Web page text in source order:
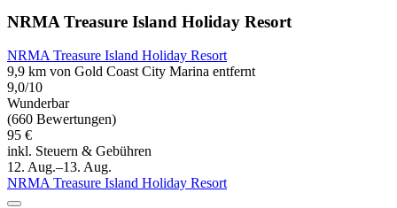
NRMA Treasure Island Holiday Resort
NRMA Treasure Island Holiday Resort
9,9 km von Gold Coast City Marina entfernt
9,0/10
Wunderbar
(660 Bewertungen)
95 €
inkl. Steuern & Gebühren
12. Aug.–13. Aug.
NRMA Treasure Island Holiday Resort